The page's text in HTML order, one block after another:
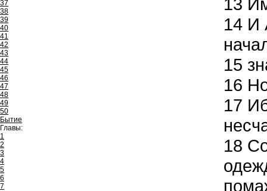
37
38
39
40
41
42
43
44
45
46
47
48
49
50
Бытие
Главы:
1
2
3
4
5
6
7
14 И
15
16
17
18